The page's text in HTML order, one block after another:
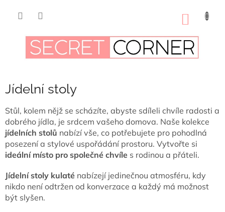
Jídelní stoly
Stůl, kolem nějž se scházíte, abyste sdíleli chvíle radosti a
dobrého jídla, je srdcem vašeho domova. Naše kolekce
jídelních stolů nabízí vše, co potřebujete pro pohodlná
posezení a stylové uspořádání prostoru. Vytvořte si
ideální místo pro společné chvíle s rodinou a přáteli.
Jídelní stoly kulaté nabízejí jedinečnou atmosféru, kdy
nikdo není odtržen od konverzace a každý má možnost
být slyšen.